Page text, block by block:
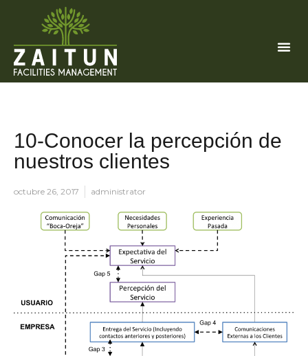
10-Conocer la percepción de
nuestros clientes
octubre 26, 2017 administrator